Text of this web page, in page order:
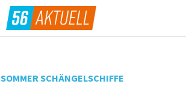
SOMMER SCHÄNGELSCHIFFE